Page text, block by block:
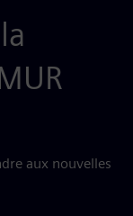
aux nouvelles